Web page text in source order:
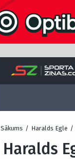
Sākums / Haralds Egle /
Haralds